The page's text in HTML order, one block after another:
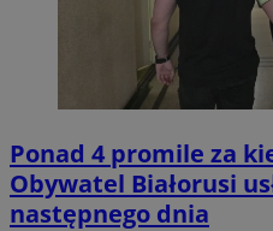
Ponad 4 promile za
Obywatel Białorusi
następnego dnia